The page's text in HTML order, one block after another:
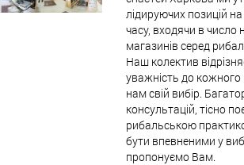
лідируючих позицій
часу, входячи в
магазинів серед
Наш колектив
уважність до кожного
нам свій вибір.
консультацій, тісно
рибальською
бути впевненими у
пропонуємо Вам.